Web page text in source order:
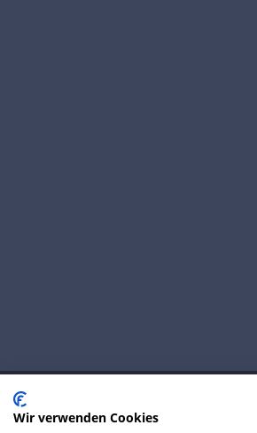
© 2020 IP Central GmbH
Wir verwenden Cookies